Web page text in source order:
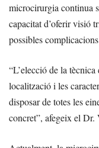
microcirurgia continua
capacitat d’oferir visió
possibles
“L’elecció de la
localització i les
disposar de totes les
concret”, afegeix el